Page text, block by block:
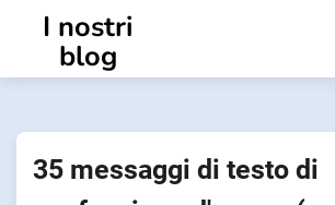
contenuto
I nostri
blog
Chi Siamo
35 messaggi di testo di